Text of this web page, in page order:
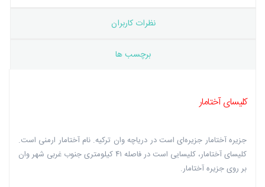
نظرات کاربران
برچسب ها
کلیسای آختامار ‏
جزیره آختامار جزیره‌ای است در دریاچه وان ترکیه. نام آختامار ارمنی است.
کلیسای آختامار، ‏کلیسایی است در فاصله ۴۱ کیلومتری جنوب غربی شهر وان
بر روی جزیره آختامار.